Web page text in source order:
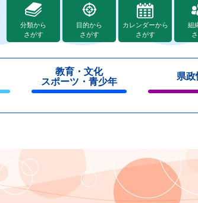
分類から
さがす
目的から
さがす
カレンダーから
さがす
組
教育・文化
スポーツ・青少年
じ
県政
じ